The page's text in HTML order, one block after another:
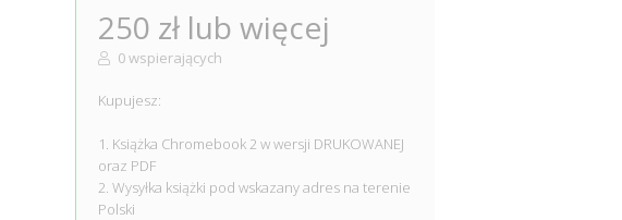
250 zł lub więcej
0 wspierających
Kupujesz:
1. Książka Chromebook 2 w wersji DRUKOWANEJ
oraz PDF
2. Wysyłka książki pod wskazany adres na terenie
Polski